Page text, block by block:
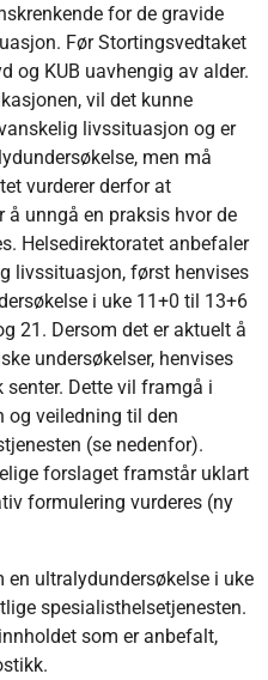
for de gravide
Før Stortingsvedtaket
og KUB uavhengig av alder.
vil det kunne
livssituasjon og er
men må
vurderer derfor at
unngå en praksis hvor de
Helsedirektoratet anbefaler
livssituasjon, først henvises
i uke 11+0 til 13+6
21. Dersom det er aktuelt å
undersøkelser, henvises
Dette vil framgå i
og veiledning til den
(se nedenfor).
forslaget framstår uklart
formulering vurderes (ny
ultralydundersøkelse i uke
spesialisthelsetjenesten.
som er anbefalt,